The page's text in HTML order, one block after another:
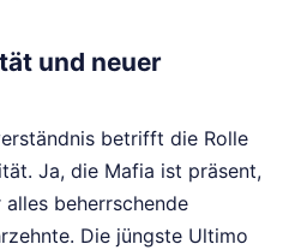
und neuer
betrifft die Rolle
Ja, die Mafia ist präsent,
beherrschende
Die jüngste Ultimo